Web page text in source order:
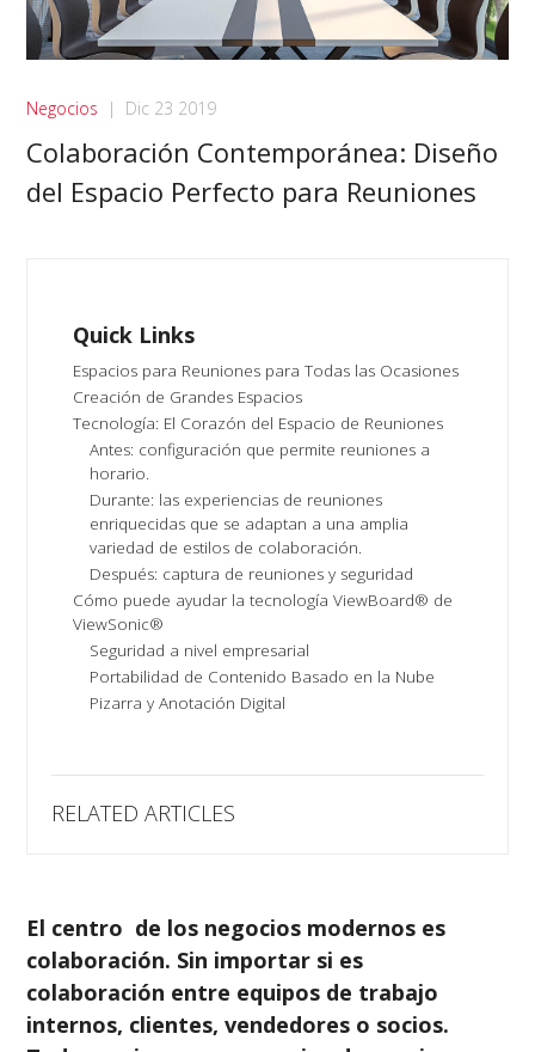
Negocios | Dic 23 2019
Colaboración Contemporánea: Diseño
del Espacio Perfecto para Reuniones
Quick Links
Espacios para Reuniones para Todas las Ocasiones
Creación de Grandes Espacios
Tecnología: El Corazón del Espacio de Reuniones
Antes: configuración que permite reuniones a
horario.
Durante: las experiencias de reuniones
enriquecidas que se adaptan a una amplia
variedad de estilos de colaboración.
Después: captura de reuniones y seguridad
Cómo puede ayudar la tecnología ViewBoard® de
ViewSonic®
Seguridad a nivel empresarial
Portabilidad de Contenido Basado en la Nube
Pizarra y Anotación Digital
RELATED ARTICLES
El centro de los negocios modernos es
colaboración. Sin importar si es
colaboración entre equipos de trabajo
internos, clientes, vendedores o socios.